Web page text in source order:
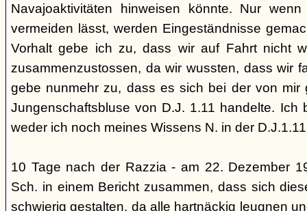
Navajoaktivitäten hinweisen könnte. Nur
vermeiden lässt, werden Eingeständnisse
Vorhalt gebe ich zu, dass wir auf Fahrt nicht
zusammenzustossen, da wir wussten, dass wir
gebe nunmehr zu, dass es sich bei der von mir
Jungenschaftsbluse von D.J. 1.11 handelte. Ich
weder ich noch meines Wissens N. in der
10 Tage nach der Razzia - am 22. Dezember
Sch. in einem Bericht zusammen, dass sich
schwierig gestalten, da alle hartnäckig leugnen